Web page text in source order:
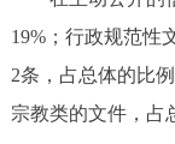
19%；行政规范性
2条，占总体的比
宗教类的文件，占